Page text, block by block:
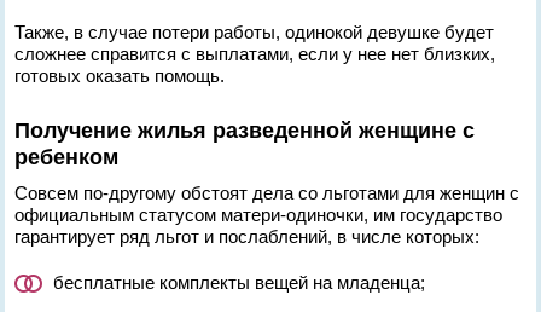
Также, в случае потери работы, одинокой девушке будет
сложнее справится с выплатами, если у нее нет близких,
готовых оказать помощь.
Получение жилья разведенной женщине с
ребенком
Совсем по-другому обстоят дела со льготами для женщин с
официальным статусом матери-одиночки, им государство
гарантирует ряд льгот и послаблений, в числе которых:
бесплатные комплекты вещей на младенца;